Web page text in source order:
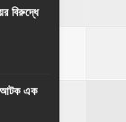
বিরুদ্ধে
আটক এক